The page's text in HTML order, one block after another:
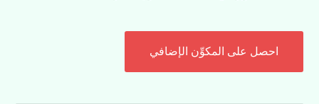
احصل على المكوِّن الإضافي